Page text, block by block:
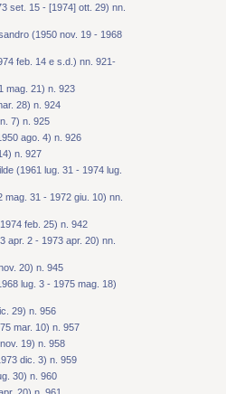
set. 15 - [1974] ott. 29) nn.
(1950 nov. 19 - 1968
feb. 14 e s.d.) nn. 921-
mag. 21) n. 923
28) n. 924
7) n. 925
ago. 4) n. 926
n. 927
(1961 lug. 31 - 1974 lug.
mag. 31 - 1972 giu. 10) nn.
feb. 25) n. 942
apr. 2 - 1973 apr. 20) nn.
20) n. 945
lug. 3 - 1975 mag. 18)
29) n. 956
mar. 10) n. 957
19) n. 958
dic. 3) n. 959
30) n. 960
20) n. 961